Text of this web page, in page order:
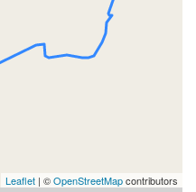
Leaflet | ©OpenStreetMapcontributors